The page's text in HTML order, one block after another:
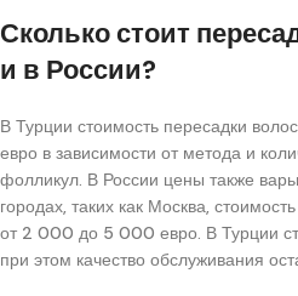
Сколько стоит
и в России?
В Турции стоимость пересадки
евро в зависимости от метода и
фолликул. В России цены также
городах, таких как Москва,
от 2 000 до 5 000 евро. В Турции
при этом качество обслуживания